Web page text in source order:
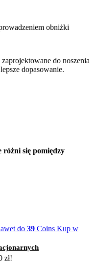
obniżki
do noszenia
dopasowanie.
różni się pomiędzy
do 39 Coins Kup w
zł!